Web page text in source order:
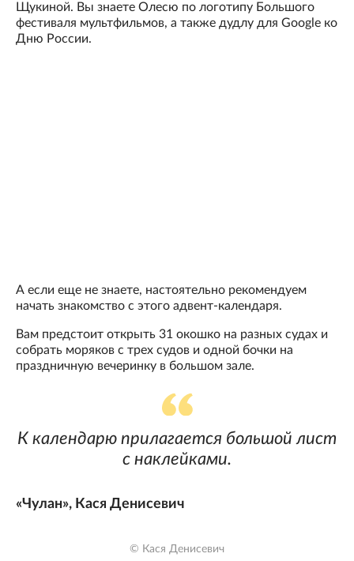
Щукиной. Вы знаете Олесю по логотипу Большого
фестиваля мультфильмов, а также дудлу для Google ко
Дню России.
А если еще не знаете, настоятельно рекомендуем
начать знакомство с этого адвент-календаря.
Вам предстоит открыть 31 окошко на разных судах и
собрать моряков с трех судов и одной бочки на
праздничную вечеринку в большом зале.
К календарю прилагается большой лист
с наклейками.
«Чулан», Кася Денисевич
© Кася Денисевич